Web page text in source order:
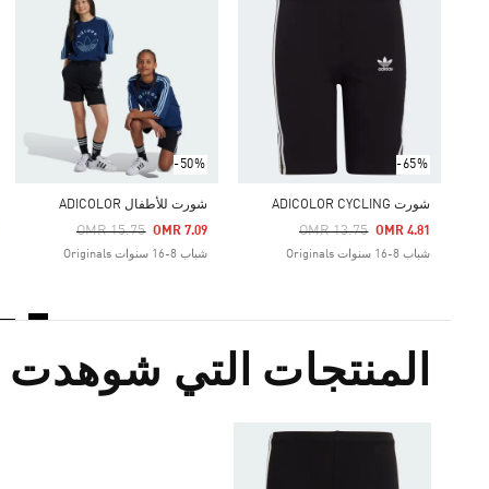
-65%
شورت ADICOLOR CYCLING
Price Reduced From
OMR 13.75
To OMR 4.81
شباب 8-16 سنوات Originals
-50%
شورت للأطفال ADICOLOR
Price Reduced From
OMR 15.75
To OMR 7.09
شباب 8-16 سنوات Originals
المنتجات التي شوهدت